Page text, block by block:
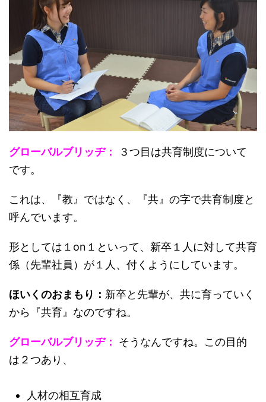
グローバルブリッヂ：
３つ目は共育制度について
です。
これは、『教』ではなく、『共』の字で共育制度と
呼んでいます。
形としては１on１といって、新卒１人に対して共育
係（先輩社員）が１人、付くようにしています。
ほいくのおまもり： 新卒と先輩が、共に育っていく
から『共育』なのですね。
グローバルブリッヂ：
そうなんですね。この目的
は２つあり、
人材の相互育成